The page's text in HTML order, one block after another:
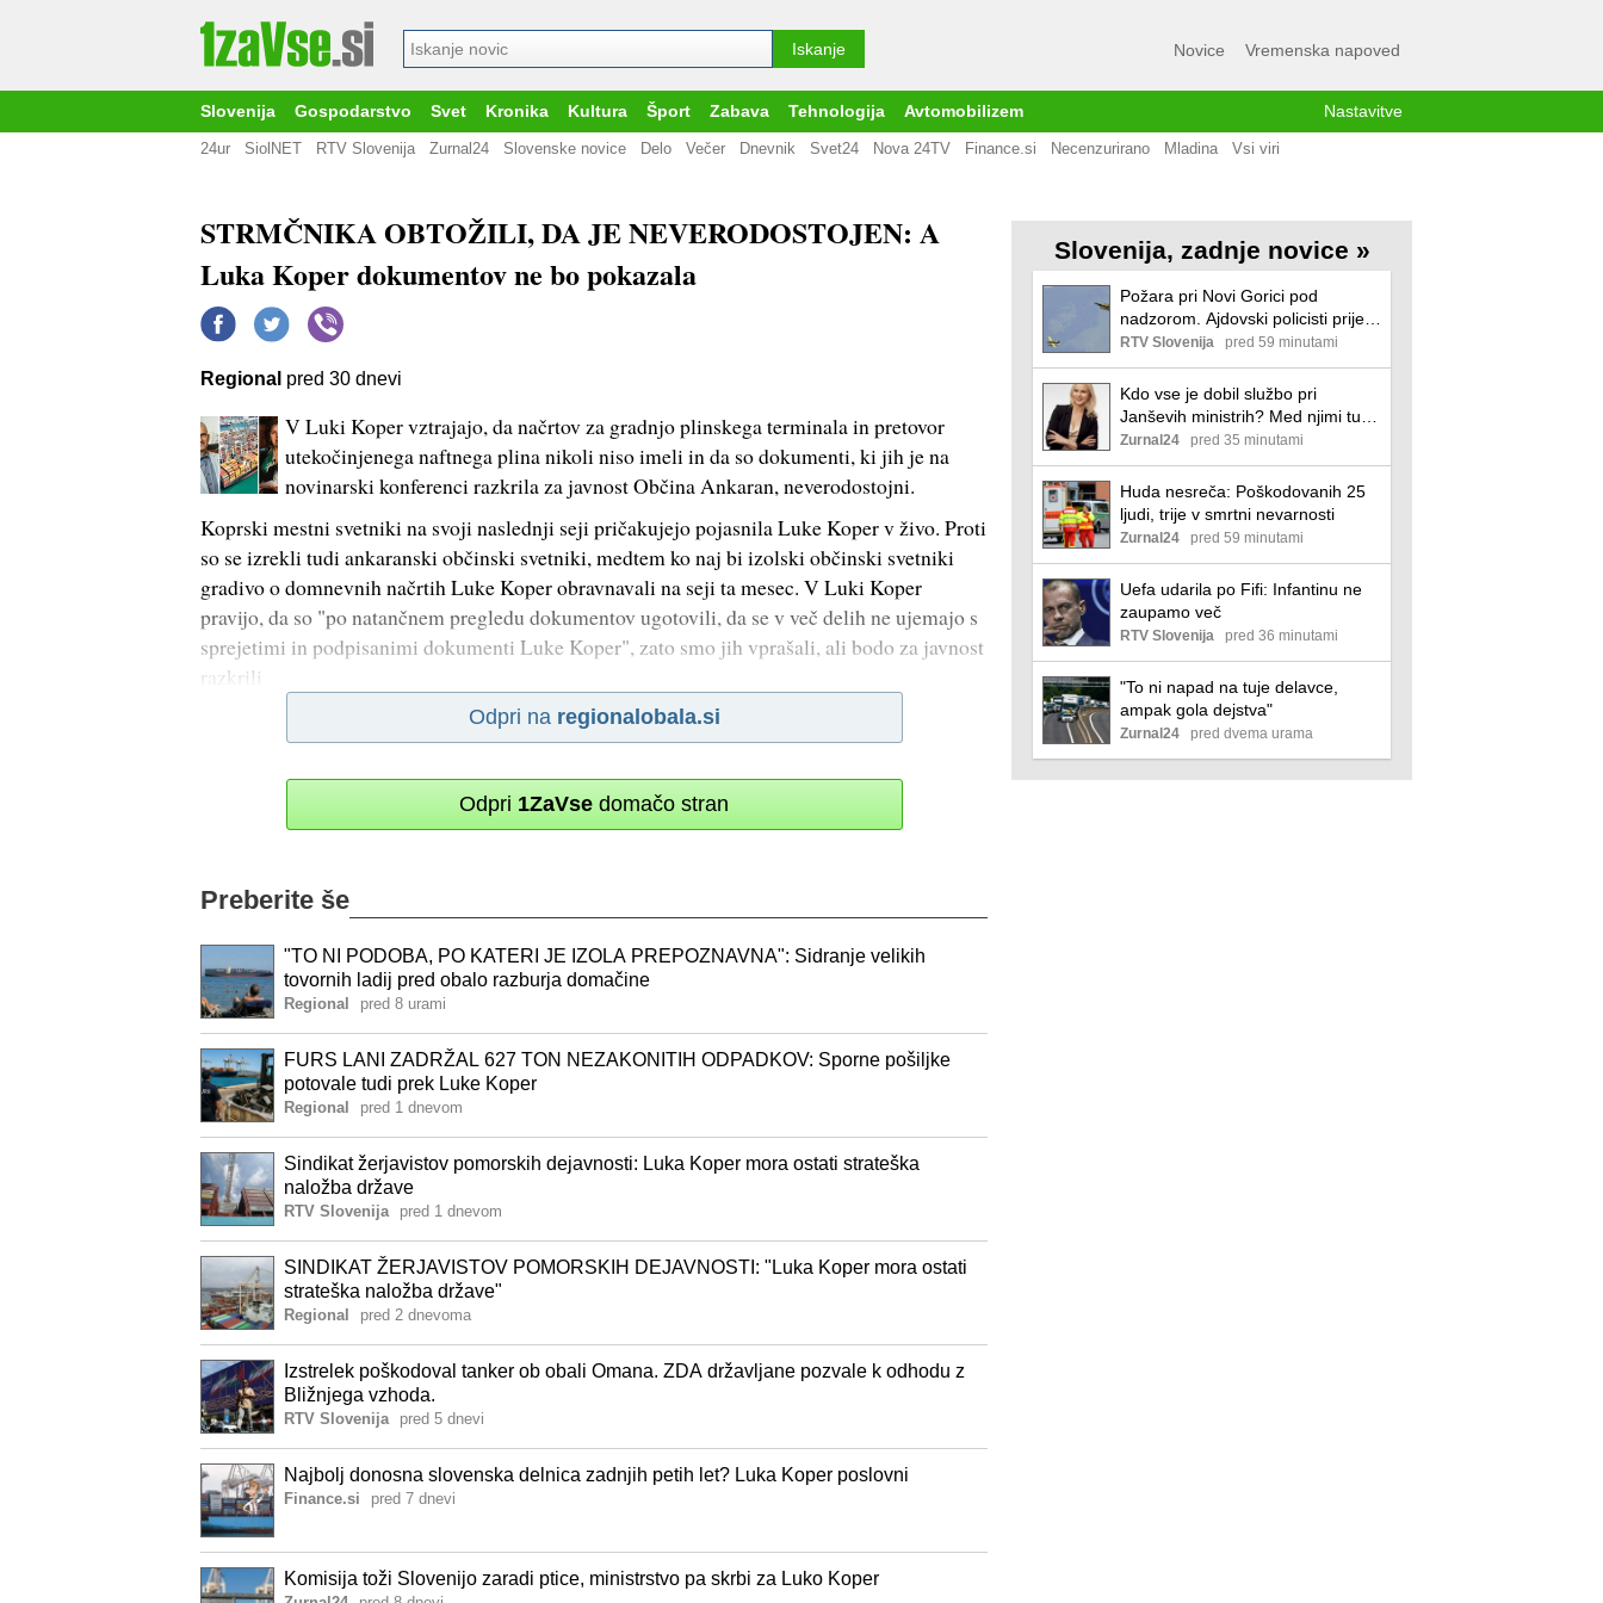
Novice Vremenska napoved
Slovenija Gospodarstvo Svet Kronika Kultura Šport Zabava Tehnologija Avtomobilizem Nastavitve
24ur SiolNET RTV Slovenija Zurnal24 Slovenske novice Delo Večer Dnevnik Svet24 Nova 24TV Finance.si Necenzurirano Mladina Vsi viri
STRMČNIKA OBTOŽILI, DA JE NEVERODOSTOJEN: A
Luka Koper dokumentov ne bo pokazala
Regional pred 30 dnevi
V Luki Koper vztrajajo, da načrtov za gradnjo plinskega terminala in pretovor
utekočinjenega naftnega plina nikoli niso imeli in da so dokumenti, ki jih je na
novinarski konferenci razkrila za javnost Občina Ankaran, neverodostojni.
Koprski mestni svetniki na svoji naslednji seji pričakujejo pojasnila Luke Koper v živo. Proti
so se izrekli tudi ankaranski občinski svetniki, medtem ko naj bi izolski občinski svetniki
gradivo o domnevnih načrtih Luke Koper obravnavali na seji ta mesec. V Luki Koper
pravijo, da so "po natančnem pregledu dokumentov ugotovili, da se v več delih ne ujemajo s
sprejetimi in podpisanimi dokumenti Luke Koper", zato smo jih vprašali, ali bodo za javnost
razkrili
Odpri na regionalobala.si
Odpri 1ZaVse domačo stran
Preberite še
"TO NI PODOBA, PO KATERI JE IZOLA PREPOZNAVNA": Sidranje velikih
tovornih ladij pred obalo razburja domačine
Regional pred 8 urami
FURS LANI ZADRŽAL 627 TON NEZAKONITIH ODPADKOV: Sporne pošiljke
potovale tudi prek Luke Koper
Regional pred 1 dnevom
Sindikat žerjavistov pomorskih dejavnosti: Luka Koper mora ostati strateška
naložba države
RTV Slovenija pred 1 dnevom
SINDIKAT ŽERJAVISTOV POMORSKIH DEJAVNOSTI: "Luka Koper mora ostati
strateška naložba države"
Regional pred 2 dnevoma
Izstrelek poškodoval tanker ob obali Omana. ZDA državljane pozvale k odhodu z
Bližnjega vzhoda.
RTV Slovenija pred 5 dnevi
Najbolj donosna slovenska delnica zadnjih petih let? Luka Koper poslovni
Finance.si pred 7 dnevi
Komisija toži Slovenijo zaradi ptice, ministrstvo pa skrbi za Luko Koper
Slovenija, zadnje novice »
Požara pri Novi Gorici pod
nadzorom. Ajdovski policisti prijeli
požigalca. Zanetil je štiri požare.
RTV Slovenija pred 59 minutami
Kdo vse je dobil službo pri
Janševih ministrih? Med njimi tudi
znana imena
Zurnal24 pred 35 minutami
Huda nesreča: Poškodovanih 25
ljudi, trije v smrtni nevarnosti
Zurnal24 pred 59 minutami
Uefa udarila po Fifi: Infantinu ne
zaupamo več
RTV Slovenija pred 36 minutami
"To ni napad na tuje delavce,
ampak gola dejstva"
Zurnal24 pred dvema urama